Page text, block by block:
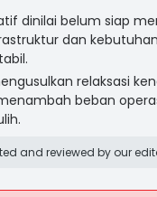
dinilai belum siap
dan
relaksasi
beban
and reviewed by our